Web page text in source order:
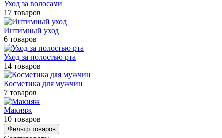
Уход за волосами
17 товаров
Интимный уход
6 товаров
Уход за полостью рта
14 товаров
Косметика для мужчин
7 товаров
Макияж
10 товаров
Фильтр товаров